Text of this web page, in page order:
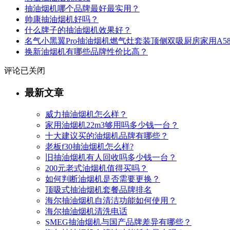
抽油烟机哪个品牌最好最实用？
帅康抽油烟机好吗？
什么牌子的抽油烟机效果好？
名气小黑翼Pro抽油烟机燃气灶套装顶侧双吸厨房家用
换新油烟机有哪些品牌性价比高？
评论已关闭
最新文章
威力抽油烟机怎么样？
家用油烟机22m3够用吗多少钱一台？
十大建议买的油烟机品牌有哪些？
老板f30抽油烟机怎么样?
旧抽油烟机有人回收吗多少钱一台？
200元老式油烟机值得买吗？
如何判断油烟机是否需要更换？
顶吸式抽油烟机套餐品牌排名
海尔抽油烟机自清洁功能如何使用？
海尔抽油烟机清洗电话
SMEG抽油烟机与国产品牌差异有哪些？